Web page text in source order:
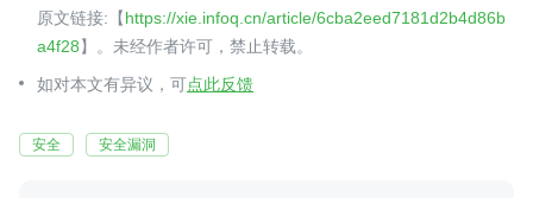
原文链接:【https://xie.infoq.cn/article/6cba2eed7181d2b4d86b
a4f28】。未经作者许可，禁止转载。
如对本文有异议，可点此反馈
安全 安全漏洞